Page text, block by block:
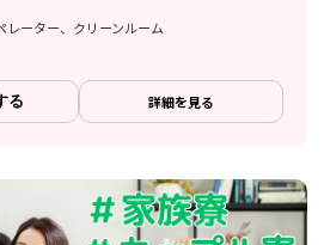
レーター、クリーンルーム
る 詳細を見る